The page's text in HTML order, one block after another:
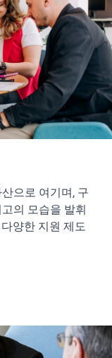
으로 여기며, 구
의 모습을 발휘
양한 지원 제도